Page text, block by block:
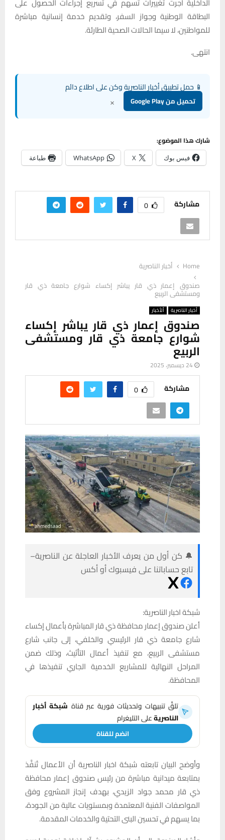
البطاقة الوطنية وجواز السفر، وتقديم خدمة إنسانية مباشرة
للمواطنين، لا سيما الحالات الصحية الطارئة.
انتهى.
📱 حمل تطبيق أخبار الناصرية وكن على اطلاع دائم
تحميل من Google Play ×
شارك هذا الموضوع:
فيس بوك X
WhatsApp طباعة
مشاركة 0
Home
أخبار الناصرية
صندوق إعمار ذي قار يباشر إكساء شوارع جامعة ذي قار
ومستشفى الربيع
أخبار الناصرية ألأخبار
صندوق إعمار ذي قار يباشر إكساء
شوارع جامعة ذي قار ومستشفى
الربيع
24 ديسمبر، 2025
مشاركة 0
🔔 كن أول من يعرف الأخبار العاجلة عن الناصرية–
تابع حساباتنا على فيسبوك أو أكس
شبكة اخبار الناصرية:
أعلن صندوق إعمار محافظة ذي قار المباشرة بأعمال إكساء
شارع جامعة ذي قار الرئيسي والخلفي، إلى جانب شارع
مستشفى الربيع، مع تنفيذ أعمال التأثيث، وذلك ضمن
المراحل النهائية للمشاريع الخدمية الجاري تنفيذها في
المحافظة.
تلقَّ تنبيهات وتحديثات فورية عبر قناة شبكة أخبار
الناصريةعلى التليغرام
انضم للقناة
وأوضح البيان تابعته شبكة اخبار الناصرية أن الأعمال تُنفَّذ
بمتابعة ميدانية مباشرة من رئيس صندوق إعمار محافظة
ذي قار محمد جواد الزيدي، بهدف إنجاز المشروع وفق
المواصفات الفنية المعتمدة وبمستويات عالية من الجودة،
بما يسهم في تحسين البنى التحتية والخدمات المقدمة.